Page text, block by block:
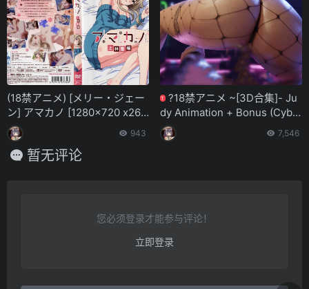
(18禁アニメ) [メリー・ジェー
ン] アマカノ [1280×720 x264
AAC]
943
T
?18禁アニメ ~[3D合集]- Ju
dy Animation + Bonus (Cybe
rpunk 2077) 1920×1080 AAC
-Author Rescraft~[ 收藏版 ]
7,546
暂无评论
您必须登录才能参与评论！
立即登录